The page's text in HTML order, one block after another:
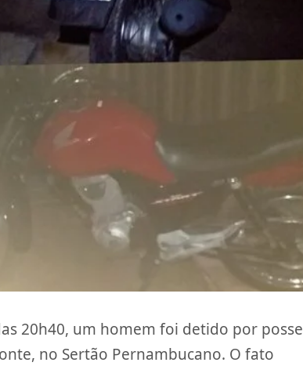
20h40, um homem foi detido por posse
no Sertão Pernambucano. O fato